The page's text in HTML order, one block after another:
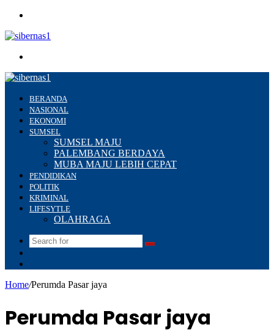
BERANDA
NASIONAL
EKONOMI
SUMSEL
SUMSEL MAJU
PALEMBANG BERDAYA
MUBA MAJU LEBIH CEPAT
PENDIDIKAN
POLITIK
KRIMINAL
LIFESYTLE
OLAHRAGA
Search
Home/Perumda Pasar jaya
Perumda Pasar jaya